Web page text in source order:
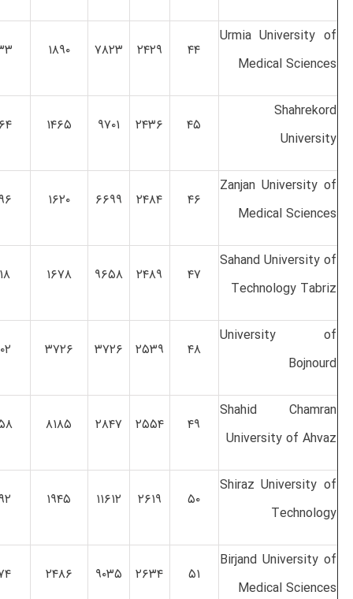
Urmia University of
Medical Sciences
۴۴ ۲۴۲۹ ۷۸۲۳ ۱۸۹۰
Shahrekord
University
۴۵ ۲۴۳۶ ۹۷۰۱ ۱۴۶۵
Zanjan University of
Medical Sciences
۴۶ ۲۴۸۴ ۶۶۹۹ ۱۶۲۰
Sahand University of
Technology Tabriz
۴۷ ۲۴۸۹ ۹۶۵۸ ۱۶۷۸
University of
Bojnourd
۴۸ ۲۵۳۹ ۳۷۲۶ ۳۷۲۶
Shahid Chamran
University of Ahvaz
۴۹ ۲۵۵۴ ۲۸۴۷ ۸۱۸۵
Shiraz University of
Technology
۵۰ ۲۶۱۹ ۱۱۶۱۲ ۱۹۴۵
Birjand University of
Medical Sciences
۵۱ ۲۶۳۴ ۹۰۳۵ ۲۴۸۶